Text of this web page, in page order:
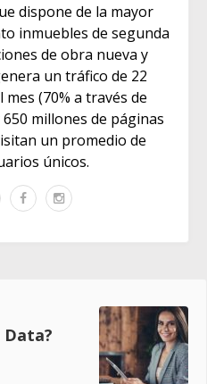
dispone de la mayor
inmuebles de segunda
de obra nueva y
un tráfico de 22
(70% a través de
millones de páginas
un promedio de
únicos.
Data?